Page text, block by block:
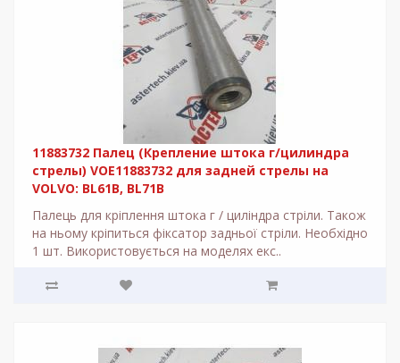
11883732 Палец (Крепление штока г/цилиндра
стрелы) VOE11883732 для задней стрелы на
VOLVO: BL61B, BL71B
Палець для кріплення штока г / циліндра стріли. Також
на ньому кріпиться фіксатор задньої стріли. Необхідно
1 шт. Використовується на моделях екс..